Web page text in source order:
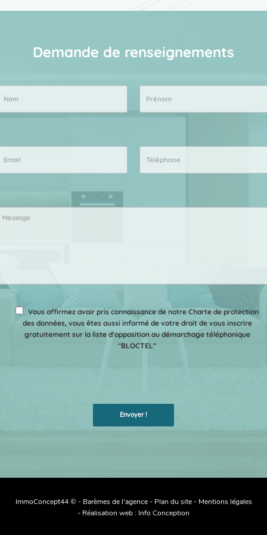
Demande de renseignements
Vous affirmez avoir pris connaissance de notre Charte de protection
des données, vous êtes aussi informé de votre droit de vous inscrire
gratuitement sur la liste d'opposition au démarchage téléphonique
"BLOCTEL"
ImmoConcept44 © - Barèmes de l'agence- Plan du site- Mentions légales
- Réalisation web : Info Conception